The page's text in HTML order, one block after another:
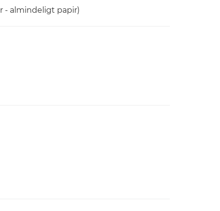
- almindeligt papir)